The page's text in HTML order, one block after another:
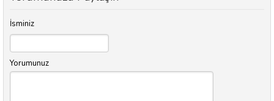
İsminiz
Yorumunuz